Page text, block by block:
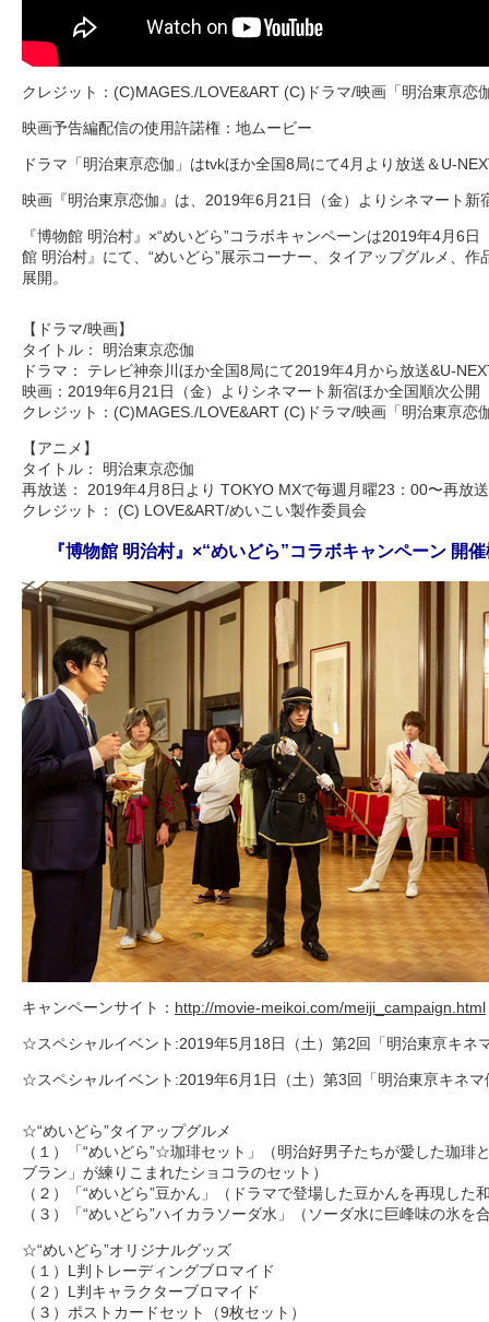
クレジット：(C)MAGES./LOVE&ART (C)ドラマ/映画「明治東亰恋
映画予告編配信の使用許諾権：地ムービー
ドラマ「明治東亰恋伽」はtvkほか全国8局にて4月より放送＆U-
映画『明治東亰恋伽』は、2019年6月21日（金）よりシネマート新
『博物館 明治村』×“めいどら”コラボキャンペーンは2019年4月6
館 明治村』にて、“めいどら”展示コーナー、タイアップグルメ、
展開。
【ドラマ/映画】
タイトル： 明治東京恋伽
ドラマ： テレビ神奈川ほか全国8局にて2019年4月から放送&U-
映画：2019年6月21日（金）よりシネマート新宿ほか全国順次公開
クレジット：(C)MAGES./LOVE&ART (C)ドラマ/映画「明治東亰恋
【アニメ】
タイトル： 明治東京恋伽
再放送： 2019年4月8日より TOKYO MXで毎週月曜23：00〜再放
クレジット： (C) LOVE&ART/めいこい製作委員会
『博物館 明治村』×“めいどら”コラボキャンペーン 開
キャンペーンサイト： http://movie-meikoi.com/meiji_campaign.html
☆スペシャルイベント:2019年5月18日（土）第2回「明治東亰キネ
☆スペシャルイベント:2019年6月1日（土）第3回「明治東亰キネ
☆“めいどら”タイアップグルメ
（１）「“めいどら”☆珈琲セット」（明治好男子たちが愛した珈琲
ブラン」が練りこまれたショコラのセット）
（２）「“めいどら”豆かん」（ドラマで登場した豆かんを再現した
（３）「“めいどら”ハイカラソーダ水」（ソーダ水に巨峰味の氷
☆“めいどら”オリジナルグッズ
（１）L判トレーディングブロマイド
（２）L判キャラクターブロマイド
（３）ポストカードセット（9枚セット）